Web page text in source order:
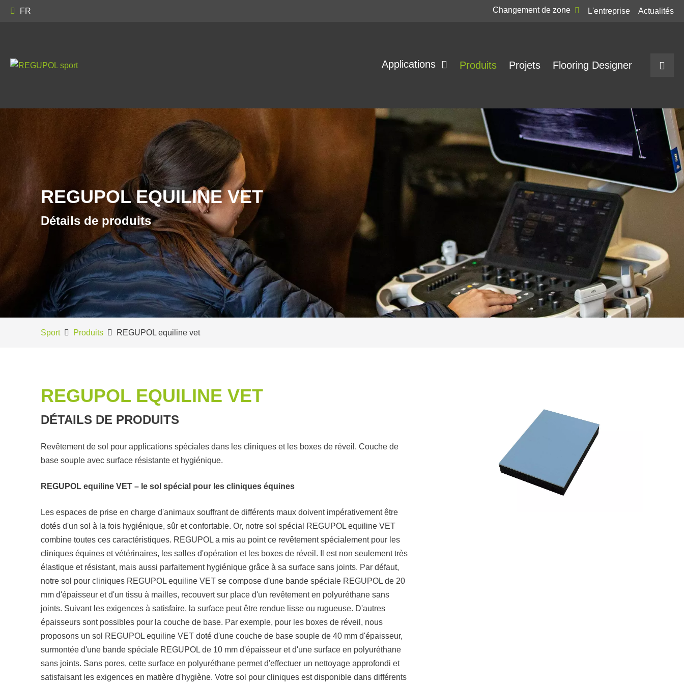
FR Changement de zone L'entreprise Actualités
Applications Produits Projets Flooring Designer
REGUPOL EQUILINE VET
Détails de produits
Sport Produits REGUPOL equiline vet
REGUPOL EQUILINE VET
DÉTAILS DE PRODUITS
Revêtement de sol pour applications spéciales dans les cliniques et les boxes de réveil. Couche de
base souple avec surface résistante et hygiénique.
REGUPOL equiline VET – le sol spécial pour les cliniques équines
Les espaces de prise en charge d'animaux souffrant de différents maux doivent impérativement être
dotés d'un sol à la fois hygiénique, sûr et confortable. Or, notre sol spécial REGUPOL equiline VET
combine toutes ces caractéristiques. REGUPOL a mis au point ce revêtement spécialement pour les
cliniques équines et vétérinaires, les salles d'opération et les boxes de réveil. Il est non seulement très
élastique et résistant, mais aussi parfaitement hygiénique grâce à sa surface sans joints. Par défaut,
notre sol pour cliniques REGUPOL equiline VET se compose d'une bande spéciale REGUPOL de 20
mm d'épaisseur et d'un tissu à mailles, recouvert sur place d'un revêtement en polyuréthane sans
joints. Suivant les exigences à satisfaire, la surface peut être rendue lisse ou rugueuse. D'autres
épaisseurs sont possibles pour la couche de base. Par exemple, pour les boxes de réveil, nous
proposons un sol REGUPOL equiline VET doté d'une couche de base souple de 40 mm d'épaisseur,
surmontée d'une bande spéciale REGUPOL de 10 mm d'épaisseur et d'une surface en polyuréthane
sans joints. Sans pores, cette surface en polyuréthane permet d'effectuer un nettoyage approfondi et
satisfaisant les exigences en matière d'hygiène. Votre sol pour cliniques est disponible dans différents